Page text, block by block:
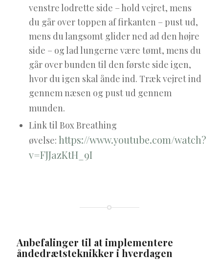
venstre lodrette side – hold vejret, mens
du går over toppen af firkanten – pust ud,
mens du langsomt glider ned ad den højre
side – og lad lungerne være tømt, mens du
går over bunden til den første side igen,
hvor du igen skal ånde ind. Træk vejret ind
gennem næsen og pust ud gennem
munden.
Link til Box Breathing
øvelse: https://www.youtube.com/watch?
v=FJJazKtH_9I
Anbefalinger til at implementere
åndedrætsteknikker i hverdagen